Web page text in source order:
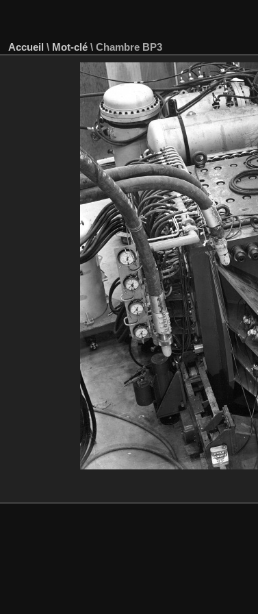
Accueil \ Mot-clé \ Chambre BP3